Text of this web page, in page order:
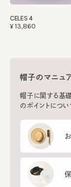
CELES 4
¥13,860
帽子のマニュ
帽子に関する基
のポイントについ